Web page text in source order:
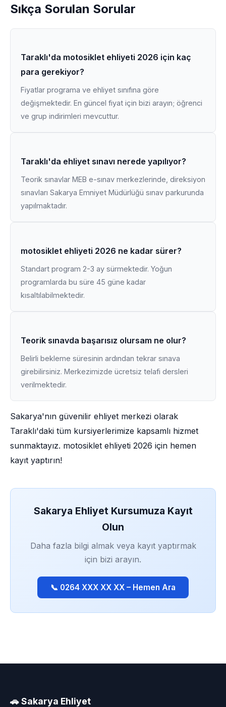
Sıkça Sorulan Sorular
Taraklı'da motosiklet ehliyeti 2026 için kaç
para gerekiyor?
Fiyatlar programa ve ehliyet sınıfına göre
değişmektedir. En güncel fiyat için bizi arayın; öğrenci
ve grup indirimleri mevcuttur.
Taraklı'da ehliyet sınavı nerede yapılıyor?
Teorik sınavlar MEB e-sınav merkezlerinde, direksiyon
sınavları Sakarya Emniyet Müdürlüğü sınav parkurunda
yapılmaktadır.
motosiklet ehliyeti 2026 ne kadar sürer?
Standart program 2-3 ay sürmektedir. Yoğun
programlarda bu süre 45 güne kadar
kısaltılabilmektedir.
Teorik sınavda başarısız olursam ne olur?
Belirli bekleme süresinin ardından tekrar sınava
girebilirsiniz. Merkezimizde ücretsiz telafi dersleri
verilmektedir.
Sakarya'nın güvenilir ehliyet merkezi olarak
Taraklı'daki tüm kursiyerlerimize kapsamlı hizmet
sunmaktayız. motosiklet ehliyeti 2026 için hemen
kayıt yaptırın!
Sakarya Ehliyet Kursumuza Kayıt
Olun
Daha fazla bilgi almak veya kayıt yaptırmak
için bizi arayın.
📞 0264 XXX XX XX – Hemen Ara
🚗 Sakarya Ehliyet